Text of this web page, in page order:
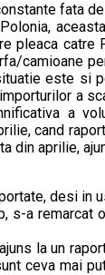
fata
pleaca catre
camioane
este si
a
a
cand
din aprilie,
desi in
s-a remarcat
la un
ceva mai